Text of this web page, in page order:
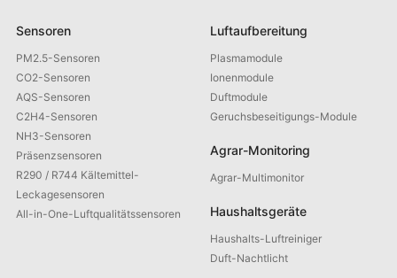
Sensoren
PM2.5-Sensoren
CO2-Sensoren
AQS-Sensoren
C2H4-Sensoren
NH3-Sensoren
Präsenzsensoren
R290 / R744 Kältemittel-
Leckagesensoren
All-in-One-Luftqualitätssensoren
Luftaufbereitung
Plasmamodule
Ionenmodule
Duftmodule
Geruchsbeseitigungs-Module
Agrar-Monitoring
Agrar-Multimonitor
Haushaltsgeräte
Haushalts-Luftreiniger
Duft-Nachtlicht